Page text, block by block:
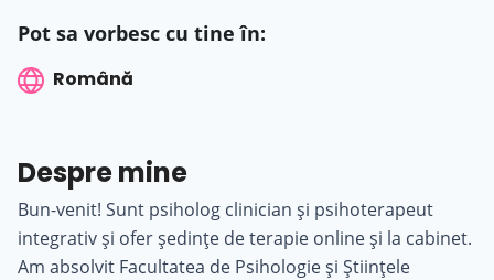
Pot sa vorbesc cu tine în:
Română
Despre mine
Bun-venit! Sunt psiholog clinician și psihoterapeut
integrativ și ofer ședințe de terapie online și la cabinet.
Am absolvit Facultatea de Psihologie și Științele